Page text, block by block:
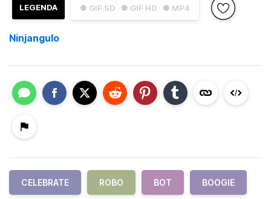
● GIF SD ● GIF HD ● MP4
LEGENDA
Ninjangulo
CELEBRATE ROBO BOT BOOGIE